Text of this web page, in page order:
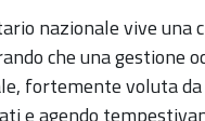
nazionale vive
che una gestione
fortemente voluta
e agendo